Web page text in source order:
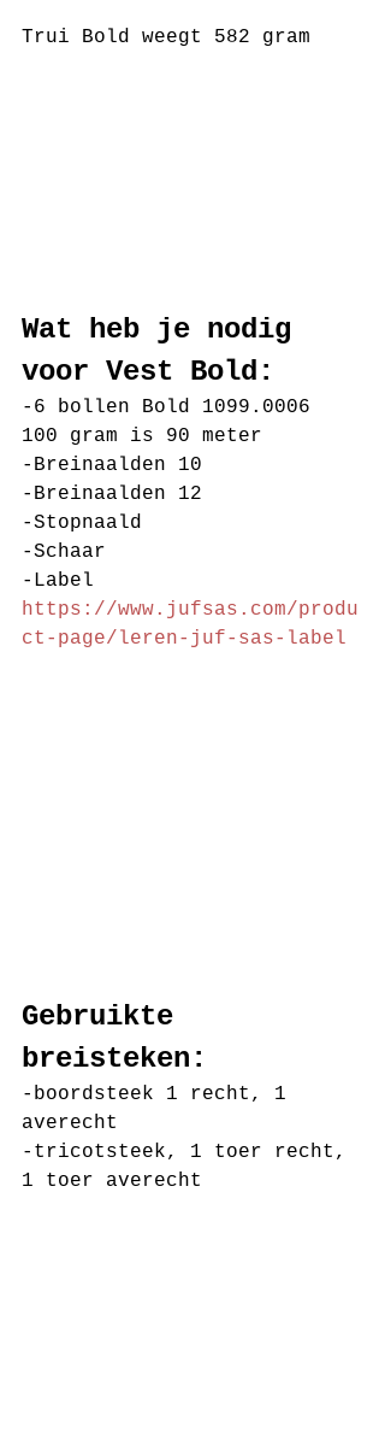
Trui Bold weegt 582 gram
Wat heb je nodig
voor Vest Bold:
-6 bollen Bold 1099.0006
100 gram is 90 meter
-Breinaalden 10
-Breinaalden 12
-Stopnaald
-Schaar
-Label
https://www.jufsas.com/produ
ct-page/leren-juf-sas-label
Gebruikte
breisteken:
-boordsteek 1 recht, 1
averecht
-tricotsteek, 1 toer recht,
1 toer averecht